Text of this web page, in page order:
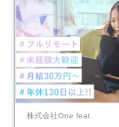
株式会社One feat.